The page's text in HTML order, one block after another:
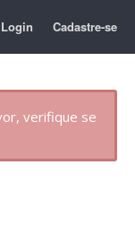
Login Cadastre-se
verifique se